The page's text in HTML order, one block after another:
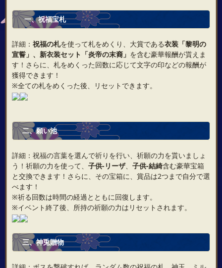
一、祝福宝札
詳細： 祝福の札を使って札をめくり、大賞である衣装「黎明の
宣誓」、新衣装セット「炎帝の末裔」 を含む豪華報酬が貰えま
す！さらに、札をめくった回数に応じて文字の印などの報酬が
獲得できます！
※全ての札をめくった後、リセットできます。
二、願い池
詳細：祝福の言葉を選んで祈りを行い、祈願の力を貰いましょ
う！祈願の力を使って、 子供‐リーザ、 子供‐結綺含む豪華宝箱
と交換できます！さらに、その宝箱に、賞品は2つまで自分で選
べます！
※祈る回数は時間の経過とともに回復します。
※イベント終了後、所持の祈願の力はリセットされます。
三、神兎贈物